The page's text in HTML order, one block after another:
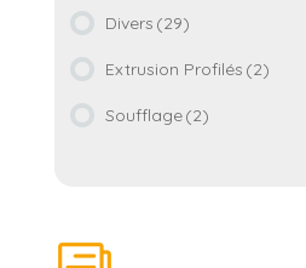
Divers (29)
Extrusion Profilés (2)
Soufflage(2)